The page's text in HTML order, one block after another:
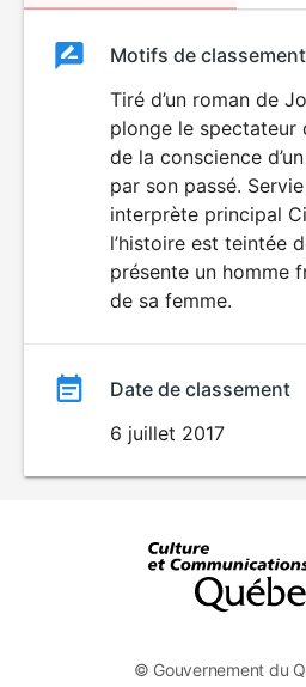
ClassementClassement
Motifs de classement
Tiré d’un roman de
plonge le spectateur
de la conscience
par son passé.
interprète principal
l’histoire est teintée
présente un homme
de sa femme.
Date de classement
6 juillet 2017
© Gouvernement du